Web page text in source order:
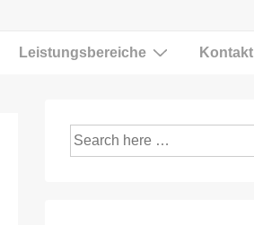
Leistungsbereiche Kontakt
Suche
nach: